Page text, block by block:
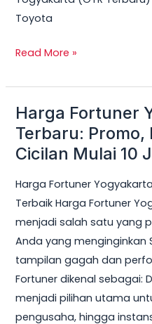
Toyota
Read More »
Harga Fortuner
Terbaru: Promo,
Cicilan Mulai 10
Harga Fortuner
Terbaik Harga Fortuner
menjadi salah satu yang
Anda yang menginginkan
tampilan gagah dan
Fortuner dikenal sebagai:
menjadi pilihan utama
pengusaha, hingga
Harga
Fortuner
Yogyakarta
Terbaru:
Promo,
DP
Ringan
&
Cicilan
Mulai
10